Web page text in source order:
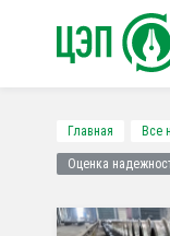
Главная Все
Оценка